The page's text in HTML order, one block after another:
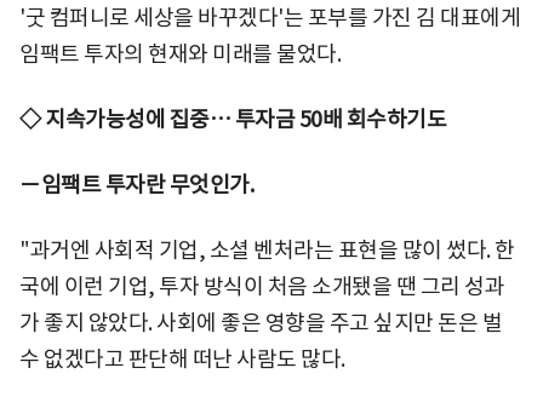
'굿 컴퍼니로 세상을 바꾸겠다'는 포부를 가진 김 대표에게
임팩트 투자의 현재와 미래를 물었다.
◇ 지속가능성에 집중… 투자금 50배 회수하기도
－임팩트 투자란 무엇인가.
"과거엔 사회적 기업, 소셜 벤처라는 표현을 많이 썼다. 한
국에 이런 기업, 투자 방식이 처음 소개됐을 땐 그리 성과
가 좋지 않았다. 사회에 좋은 영향을 주고 싶지만 돈은 벌
수 없겠다고 판단해 떠난 사람도 많다.